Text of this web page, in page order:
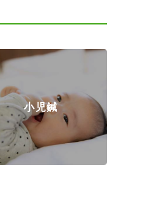
小児鍼